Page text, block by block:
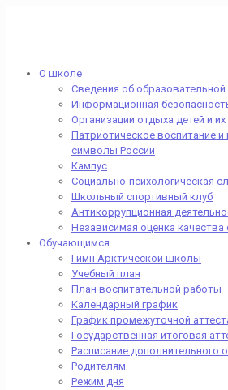
О школе
Сведения об образовательной
Информационная
Организации отдыха детей и
Патриотическое воспитание и
символы России
Кампус
Социально-психологическая
Школьный спортивный клуб
Антикоррупционная
Независимая оценка качества
Обучающимся
Гимн Арктической школы
Учебный план
План воспитательной работы
Календарный график
График промежуточной
Государственная итоговая
Расписание дополнительного
Родителям
Режим дня